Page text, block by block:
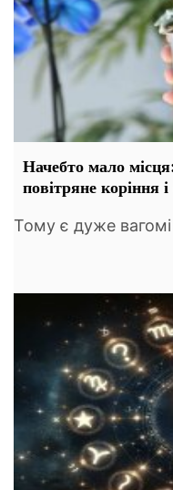
Начебто мало
повітряне коріння
Тому є дуже